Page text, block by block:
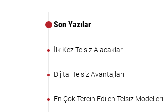
Son Yazılar
İlk Kez Telsiz Alacaklar
Dijital Telsiz Avantajları
En Çok Tercih Edilen Telsiz Modelleri